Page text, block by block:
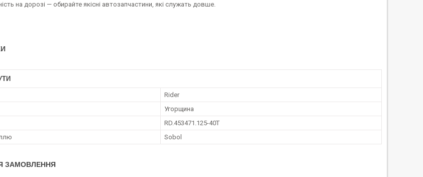
на дорозі — обирайте якісні автозапчастини, які служать довше.
Rider
Угорщина
RD.453471.125-40Т
Sobol
ЗАМОВЛЕННЯ